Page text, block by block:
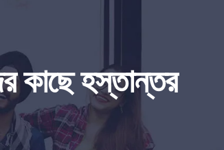
কাছে হস্তান্তর